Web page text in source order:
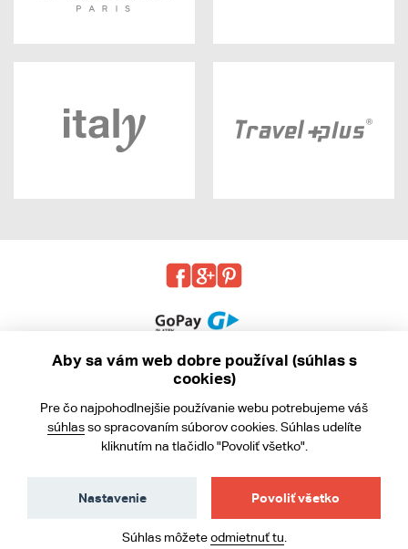
Obchodné podmienky
Ochrana osobných údajov
Aby sa vám web dobre používal (súhlas s
cookies)
Pre čo najpohodlnejšie používanie webu potrebujeme váš
súhlasso spracovaním súborov cookies. Súhlas udelíte
kliknutím na tlačidlo "Povoliť všetko".
Povoliť všetko
Nastavenie
Súhlas môžeteodmietnuť tu